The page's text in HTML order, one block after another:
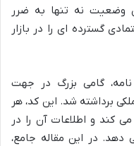
وضعیت نه تنها به ضرر
گسترده ای را در بازار
نامه، گامی بزرگ در جهت
برداشته شد. این کد، هر
کند و اطلاعات آن را در
دهد. در این مقاله جامع،